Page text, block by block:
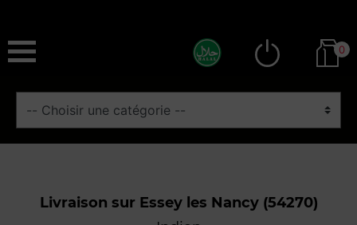
0
Livraison sur Essey les Nancy (54270)